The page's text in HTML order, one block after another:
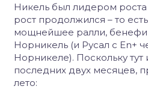
Никель был лидером роста
рост продолжился – то
мощнейшее ралли,
Норникель (и Русал с En+
Норникеле). Поскольку тут
последних двух месяцев,
лето: